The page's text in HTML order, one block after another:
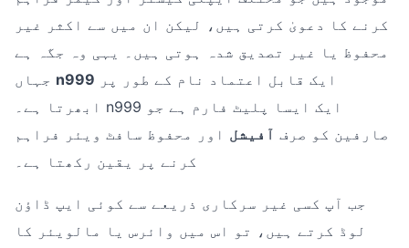
کرنے کا دعویٰ کرتی ہیں، لیکن ان میں سے اکثر غیر
محفوظ یا غیر تصدیق شدہ ہوتی ہیں۔ یہی وہ جگہ ہے
n999
ابھرتا ہے۔ n999 ایک ایسا پلیٹ فارم ہے جو
صارفین کو صرف آفیشل اور محفوظ سافٹ ویئر فراہم
کرنے پر یقین رکھتا ہے۔
جب آپ کسی غیر سرکاری ذریعے سے کوئی ایپ ڈاؤن
لوڈ کرتے ہیں، تو اس میں وائرس یا مالویئر کا